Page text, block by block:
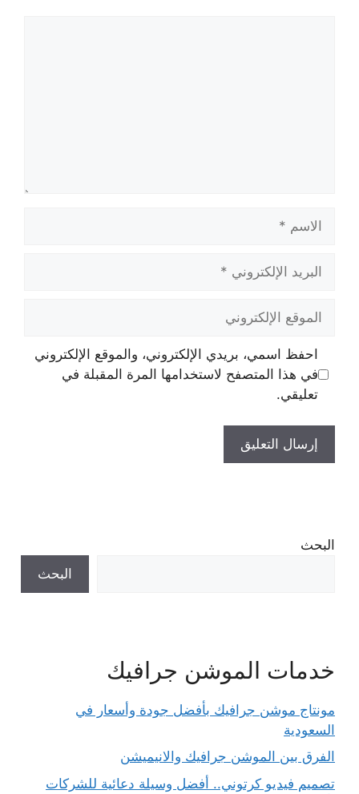
الاسم
البريد
الإلكتروني
الموقع
الإلكتروني
احفظ اسمي، بريدي الإلكتروني، والموقع الإلكتروني
في هذا المتصفح لاستخدامها المرة المقبلة في
تعليقي.
البحث
البحث
خدمات الموشن جرافيك
مونتاج موشن جرافيك بأفضل جودة وأسعار في
السعودية
الفرق بين الموشن جرافيك والانيميشن
تصميم فيديو كرتوني.. أفضل وسيلة دعائية للشركات